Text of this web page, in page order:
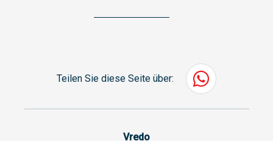
Teilen Sie diese Seite über:
Vredo